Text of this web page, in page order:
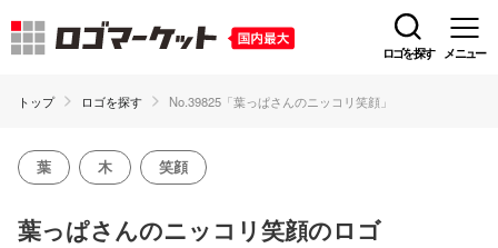
ロゴを探す メニュー
トップ ロゴを探す No.39825「葉っぱさんのニッコリ笑顔」
葉 木 笑顔
葉っぱさんのニッコリ笑顔のロゴ